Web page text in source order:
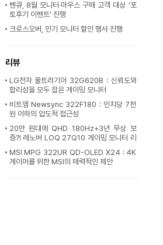
벤큐, 8월 모니터·마우스 구매 고객 대상 ‘포
토후기 이벤트’ 진행
크로스오버, 인기 모니터 할인 행사 진행
리뷰
LG전자 울트라기어 32G620B : 신뢰도와
합리성을 모두 잡은 게이밍 모니터
비트엠 Newsync 322F180 : 인치당 7천
원 이하의 압도적 접근성
20만 원대에 QHD 180Hz+3년 무상 보
증?! 레노버 LOQ 27Q10 게이밍 모니터 리
MSI MPG 322UR QD-OLED X24 : 4K
게이머를 위한 MSI의 매력적인 제안